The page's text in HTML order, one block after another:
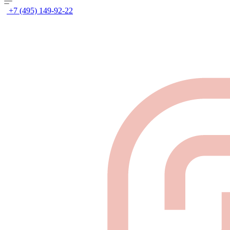
+7 (495) 149-92-22